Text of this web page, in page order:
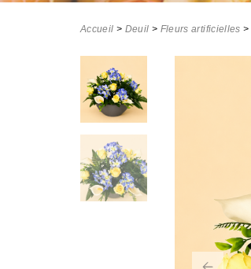
Accueil > Deuil > Fleurs artificielles >